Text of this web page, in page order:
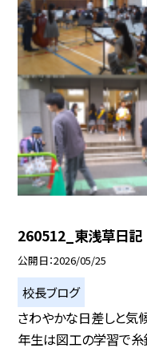
260512_東浅草日記
公開日 2026/05/25
校長ブログ
さわやかな日差しと気
年生は図工の学習で糸